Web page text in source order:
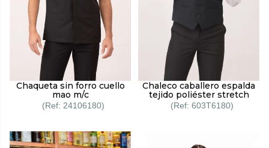
Chaqueta sin forro cuello
mao m/c
24106180
Chaleco caballero espalda
tejido poliéster stretch
603T6180